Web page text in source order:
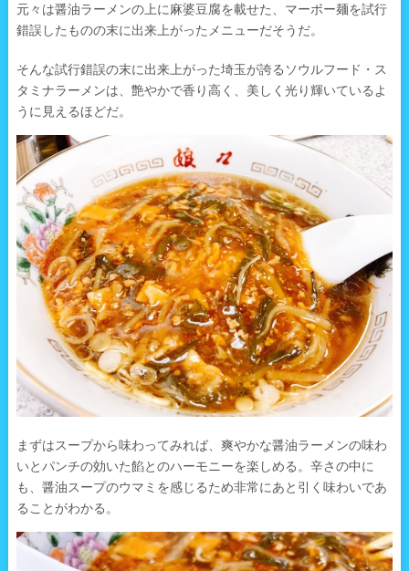
元々は醤油ラーメンの上に麻婆豆腐を載せた、マーボー麺を試行
錯誤したものの末に出来上がったメニューだそうだ。
そんな試行錯誤の末に出来上がった埼玉が誇るソウルフード・ス
タミナラーメンは、艶やかで香り高く、美しく光り輝いているよ
うに見えるほどだ。
まずはスープから味わってみれば、爽やかな醤油ラーメンの味わ
いとパンチの効いた餡とのハーモニーを楽しめる。辛さの中に
も、醤油スープのウマミを感じるため非常にあと引く味わいであ
ることがわかる。